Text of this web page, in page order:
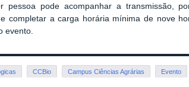
pessoa pode acompanhar a transmissão,
completar a carga horária mínima de nove
evento.
CCBio Campus Ciências Agrárias Evento